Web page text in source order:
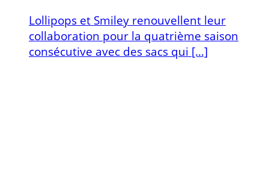
Lollipops et Smiley renouvellent leur
collaboration pour la quatrième saison
consécutive avec des sacs qui […]